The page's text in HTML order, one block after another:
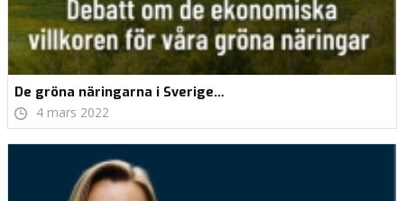
De gröna näringarna i Sverige…
4 mars 2022